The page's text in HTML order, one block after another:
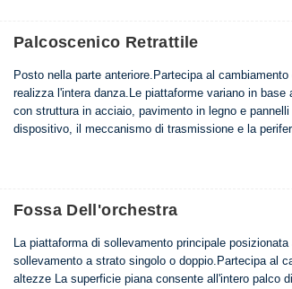
Palcoscenico Retrattile
Posto nella parte anteriore.Partecipa al
realizza l'intera danza.Le piattaforme variano in
con struttura in acciaio, pavimento in legno e
dispositivo, il meccanismo di trasmissione e la
Fossa Dell'orchestra
La piattaforma di sollevamento principale
sollevamento a strato singolo o doppio.Partecipa al
altezze La superficie piana consente all'intero palco